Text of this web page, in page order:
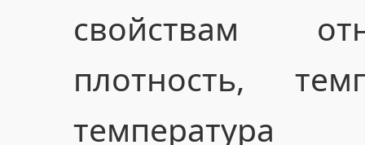
свойствам
плотность,